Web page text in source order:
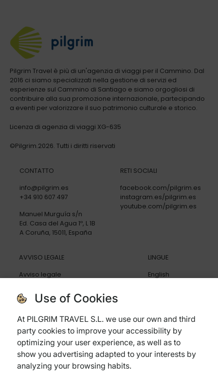
Pilgrim Travel è più di un'agenzia di viaggi per il Cammino. Dal
2016 ci siamo specializzati nella gestione di servizi ed
esperienze sul Cammino di Santiago e siamo orgogliosi di
contribuire alla sua promozione internazionale, partecipando
a eventi per valorizzare il suo patrimonio culturale e storico.
Licenza di agenzia di viaggi XG-635
©Pilgrim.2026. Tutti i diritti riservati
CONTATTO
info@pilgrim.es
+34 910 607 497
Manuel Murguía s/n
Ed. Casa del Agua 1º, L 1B
A Coruña, 15011, España
RETI SOCIALI
facebook.com/pilgrim.es
instagram.es/pilgrim.es
youtube.com/pilgrim.es
AVVISO LEGALE
Avviso legale
Politica di cookies
Condizioni generali
Assicurazione di viaggio
Domande frequenti
LINGUE
English
Use of Cookies
At PILGRIM TRAVEL S.L. we use our own and third
party cookies to improve your accessibility by
optimizing your user experience, as well as to
show you advertising adapted to your interests by
analyzing your browsing habits.